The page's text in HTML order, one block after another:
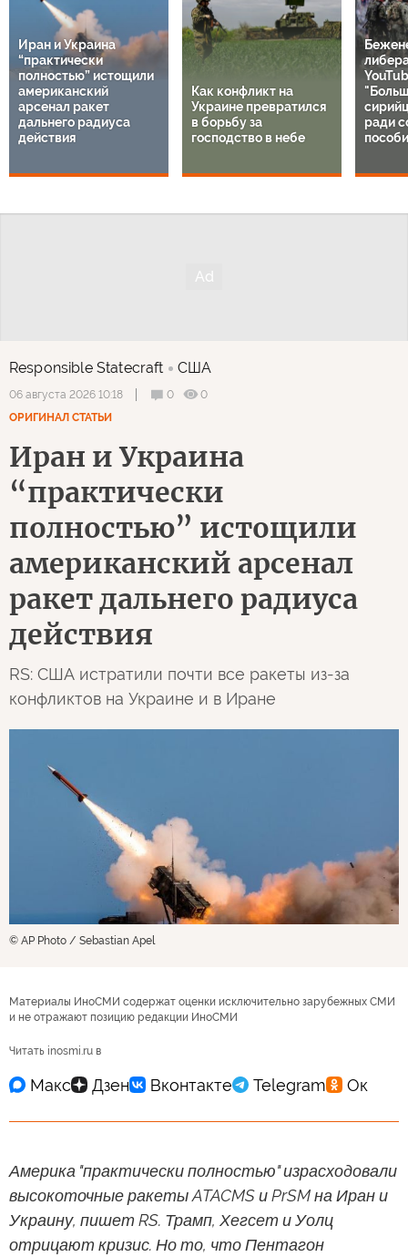
Иран и Украина
“практически
полностью” истощили
американский
арсенал ракет
дальнего радиуса
действия
Как конфликт на
Украине превратился
в борьбу за
господство в небе
ради
Responsible Statecraft США
06 августа 2026 10:18 0
0
ОРИГИНАЛ СТАТЬИ
Иран и Украина
“практически
полностью” истощили
американский арсенал
ракет дальнего радиуса
действия
RS: США истратили почти все ракеты из-за
конфликтов на Украине и в Иране
© AP Photo / Sebastian Apel
Материалы ИноСМИ содержат оценки исключительно зарубежных СМИ
и не отражают позицию редакции ИноСМИ
Читать inosmi.ru в
Америка "практически полностью" израсходовали
высокоточные ракеты ATACMS и PrSM на Иран и
Украину, пишет RS. Трамп, Хегсет и Уолц
отрицают кризис. Но то, что Пентагон